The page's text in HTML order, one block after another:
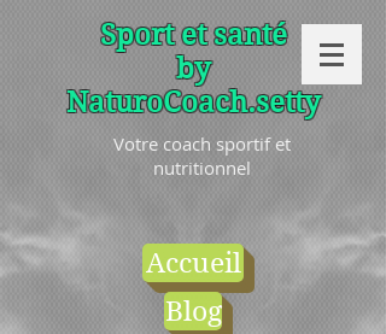
Sport et santé
by
NaturoCoach.setty
Votre coach sportif et
nutritionnel
Accueil
Blog